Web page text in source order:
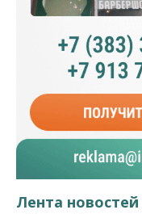
Лента новостей